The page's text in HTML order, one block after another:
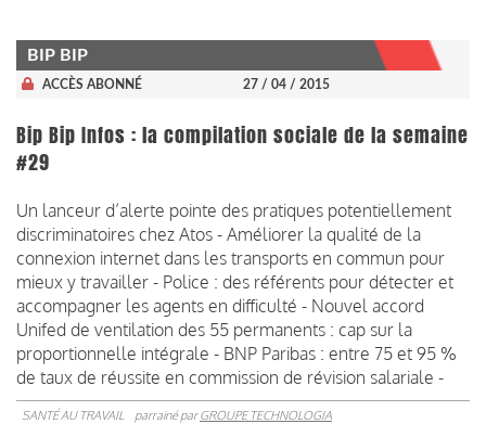
BIP BIP
ACCÈS ABONNÉ 27 / 04 / 2015
Bip Bip Infos : la compilation sociale de la semaine
#29
Un lanceur d’alerte pointe des pratiques potentiellement
discriminatoires chez Atos - Améliorer la qualité de la
connexion internet dans les transports en commun pour
mieux y travailler - Police : des référents pour détecter et
accompagner les agents en difficulté - Nouvel accord
Unifed de ventilation des 55 permanents : cap sur la
proportionnelle intégrale - BNP Paribas : entre 75 et 95 %
de taux de réussite en commission de révision salariale -
SANTÉ AU TRAVAIL parrainé parGROUPE TECHNOLOGIA